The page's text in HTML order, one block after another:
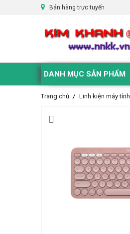
Bán hàng trực tuyến
DANH MỤC SẢN PHẨM
Trang chủ Linh kiện máy tính